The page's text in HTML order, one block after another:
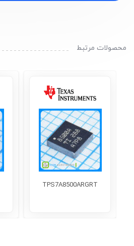
محصولات مرتبط
TPS7A8500ARGRT